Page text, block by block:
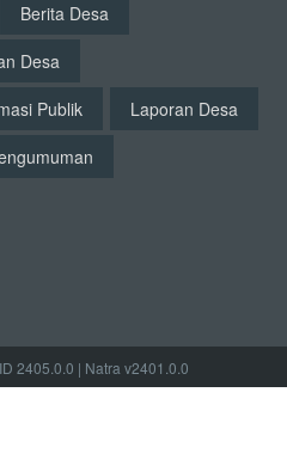
Berita Desa
Desa
Publik
Laporan Desa
2405.0.0 | Natra v2401.0.0